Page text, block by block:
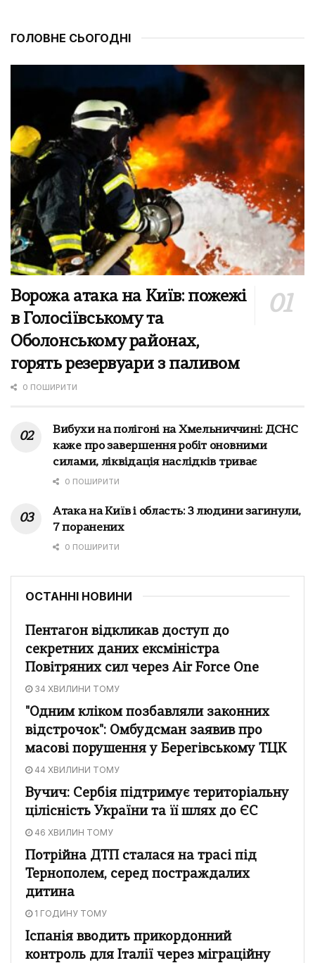
ГОЛОВНЕ СЬОГОДНІ
Ворожа атака на Київ: пожежі
в Голосіївському та
Оболонському районах,
горять резервуари з паливом
0 ПОШИРИТИ
Вибухи на полігоні на Хмельниччині: ДСНС
каже про завершення робіт оновними
силами, ліквідація наслідків триває
0 ПОШИРИТИ
Атака на Київ і область: 3 людини загинули,
7 поранених
0 ПОШИРИТИ
ОСТАННІ НОВИНИ
Пентагон відкликав доступ до
секретних даних ексміністра
Повітряних сил через Air Force One
34 ХВИЛИНИ ТОМУ
"Одним кліком позбавляли законних
відстрочок": Омбудсман заявив про
масові порушення у Берегівському ТЦК
44 ХВИЛИНИ ТОМУ
Вучич: Сербія підтримує територіальну
цілісність України та її шлях до ЄС
46 ХВИЛИН ТОМУ
Потрійна ДТП сталася на трасі під
Тернополем, серед постраждалих
дитина
1 ГОДИНУ ТОМУ
Іспанія вводить прикордонний
контроль для Італії через міграційну